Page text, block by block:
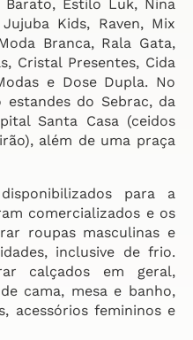
Estilo Luk, Nina
Kids, Raven, Mix
Branca, Rala Gata,
Cristal Presentes, Cida
e Dose Dupla. No
do Sebrac, da
Santa Casa (ceidos
além de uma praça
para a
comercializados e os
roupas masculinas e
inclusive de frio.
calçados em geral,
cama, mesa e banho,
acessórios femininos e